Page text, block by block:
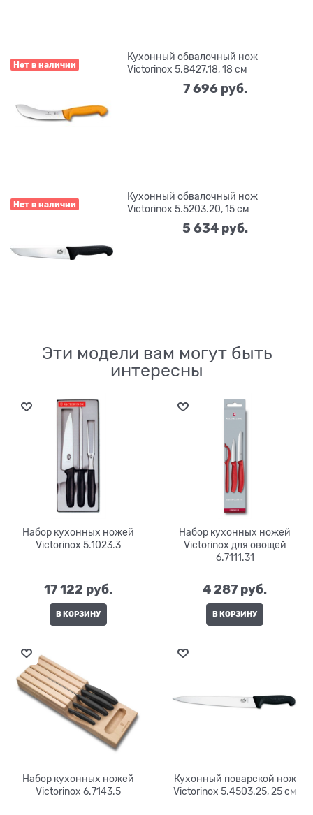
Нет в наличии
Кухонный обвалочный нож
Victorinox 5.8427.18, 18 см
7 696 руб.
Нет в наличии
Кухонный обвалочный нож
Victorinox 5.5203.20, 15 см
5 634 руб.
Эти модели вам могут быть
интересны
Набор кухонных ножей
Victorinox 5.1023.3
17 122 руб.
В КОРЗИНУ
Набор кухонных ножей
Victorinox для овощей
6.7111.31
4 287 руб.
В КОРЗИНУ
Набор кухонных ножей
Victorinox 6.7143.5
Кухонный поварской нож
Victorinox 5.4503.25, 25 см